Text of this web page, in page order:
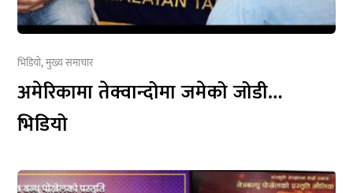
भिडियो,मुख्य समाचार
अमेरिकामा तेक्वान्दोमा जमेको जोडी…
भिडियो